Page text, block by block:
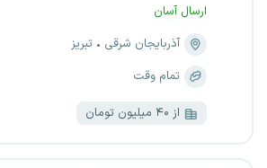
ارسال آسان
آذربایجان شرقی
تبریز
تمام وقت
از ۴۰ میلیون تومان